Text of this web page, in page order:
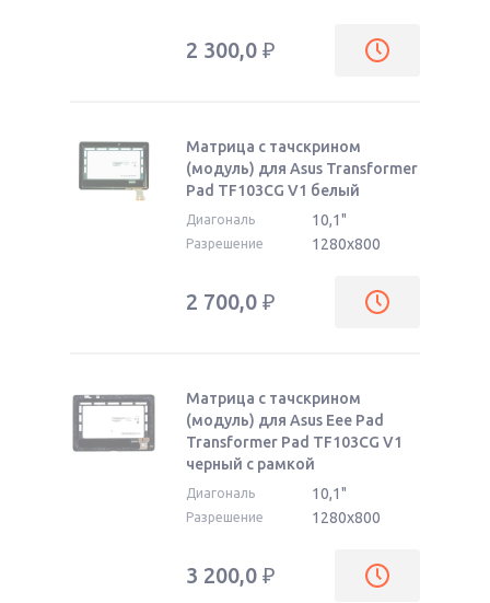
2 300,0 ₽
Матрица с тачскрином
(модуль) для Asus Transformer
Pad TF103CG V1 белый
Диагональ 10,1"
Разрешение 1280x800
2 700,0 ₽
Матрица с тачскрином
(модуль) для Asus Eee Pad
Transformer Pad TF103CG V1
черный с рамкой
Диагональ 10,1"
Разрешение 1280x800
3 200,0 ₽